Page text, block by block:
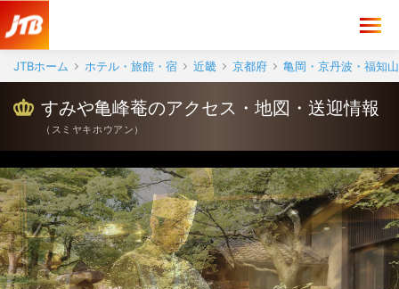
JTBホーム ホテル・旅館・宿 近畿 京都府 亀岡・京丹波・福知山
すみや亀峰菴のアクセス・地図・送迎情報
（ スミヤキホウアン ）